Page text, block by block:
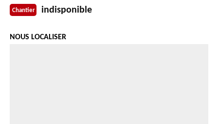
Chantier indisponible
NOUS LOCALISER